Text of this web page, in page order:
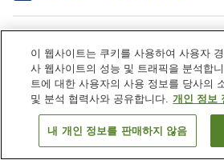
택배
드라
자동판매기
음수기
객실 보기
이 웹사이트는 쿠키를 사용하여 사용자
사 웹사이트의 성능 및 트래픽을 분석합
트에 대한 사용자의 사용 정보를 당사의
및 분석 협력사와 공유합니다. 개인 정보
내 개인 정보를 판매하지 않음